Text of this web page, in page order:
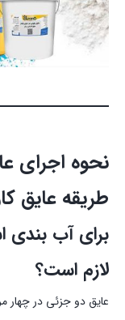
نحوه اجرای
طریقه عایق
برای آب بندی
لازم است؟
عایق دو جزئی در چهار